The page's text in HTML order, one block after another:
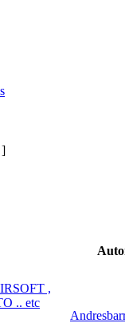
]
,
.. etc